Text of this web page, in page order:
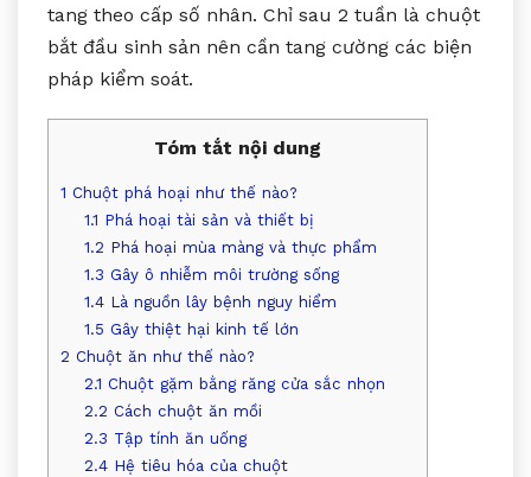
tang theo cấp số nhân. Chỉ sau 2 tuần là chuột
bắt đầu sinh sản nên cần tang cường các biện
pháp kiểm soát.
Tóm tắt nội dung
1 Chuột phá hoại như thế nào?
1.1 Phá hoại tài sản và thiết bị
1.2 Phá hoại mùa màng và thực phẩm
1.3 Gây ô nhiễm môi trường sống
1.4Là nguồn lây bệnh nguy hiểm
1.5 Gây thiệt hại kinh tế lớn
2 Chuột ăn như thế nào?
2.1 Chuột gặm bằng răng cửa sắc nhọn
2.2 Cách chuột ăn mồi
2.3 Tập tính ăn uống
2.4Hệ tiêu hóa của chuột